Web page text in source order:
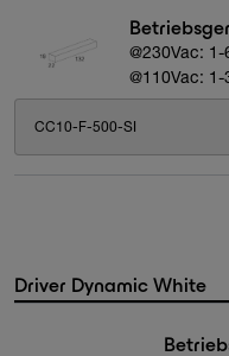
@230Vac:
@110Vac:
CC10-F-500-SI
Driver Dynamic White